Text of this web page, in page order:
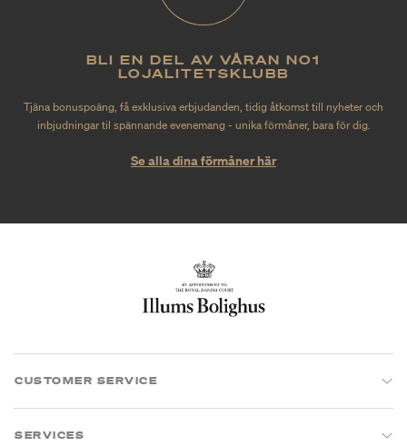
BLI EN DEL AV VÅRAN NO1
LOJALITETSKLUBB
Tjäna bonuspoäng, få exklusiva erbjudanden, tidig åtkomst till nyheter och
inbjudningar til spännande evenemang - unika förmåner, bara för dig.
Se alla dina förmåner här
CUSTOMER SERVICE
SERVICES